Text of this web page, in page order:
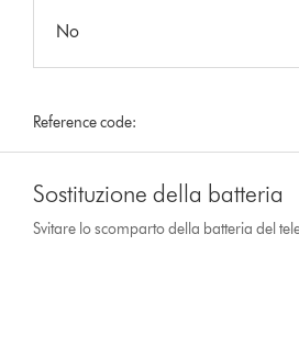
No
Reference code:
Sostituzione della batteria
Svitare lo scomparto della batteria del